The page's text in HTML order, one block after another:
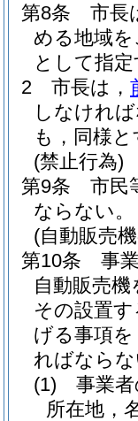
第8条
市長
める地域
として指
2
市長は，
しなけれ
も，同様
(禁止行為)
第9条
市民
ならない。
(自動販売
第10条
事
自動販売
その設置
げる事項
ればなら
(1)
事業
所在地，